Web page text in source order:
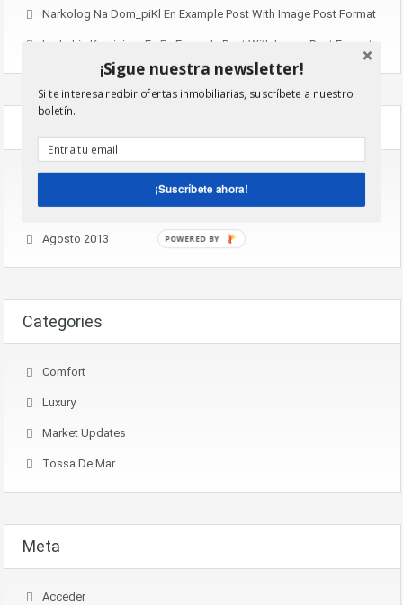
Narkolog Na Dom_piKl En Example Post With Image Post Format
Lychshie Karnizi_gpEn En Example Post With Image Post Format
Agosto 2015
Agosto 2013
Categories
Comfort
Luxury
Market Updates
Tossa De Mar
Meta
Acceder
¡Sigue nuestra newsletter!
Si te interesa recibir ofertas inmobiliarias, suscríbete a nuestro
boletín.
¡Suscríbete ahora!
POWERED BY